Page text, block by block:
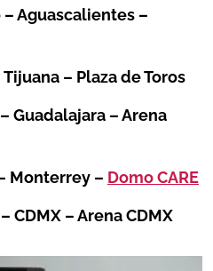
Aguascalientes –
– Plaza de Toros
Guadalajara – Arena
Monterrey – Domo CARE
CDMX – Arena CDMX